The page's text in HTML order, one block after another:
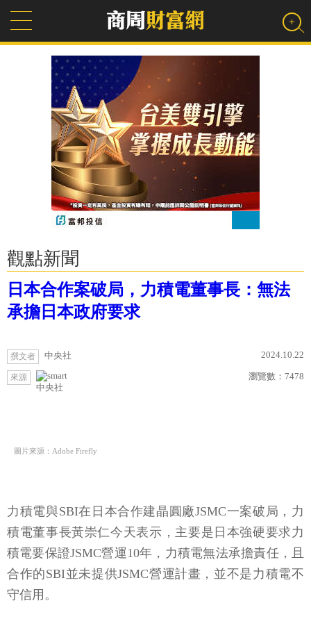
觀點新聞
日本合作案破局，力積電董事長：無法
承擔日本政府要求
撰文者 中央社 2024.10.22
來源
中央社
瀏覽數： 7478
圖片來源：Adobe Firefly
力積電與SBI在日本合作建晶圓廠JSMC一案破局，力
積電董事長黃崇仁今天表示，主要是日本強硬要求力
積電要保證JSMC營運10年，力積電無法承擔責任，且
合作的SBI並未提供JSMC營運計畫，並不是力積電不
守信用。